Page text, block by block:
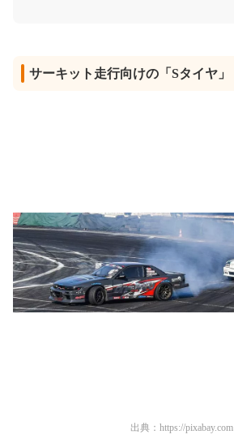
サーキット走行向けの「Sタイヤ」
出典： https://pixabay.com